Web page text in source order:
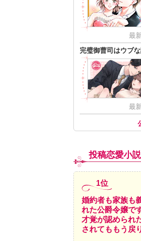
最
完璧御曹司はウブ
最
投稿恋愛小
1位
婚約者も家族も
れた公爵令嬢で
才覚が認められ
されてももう戻